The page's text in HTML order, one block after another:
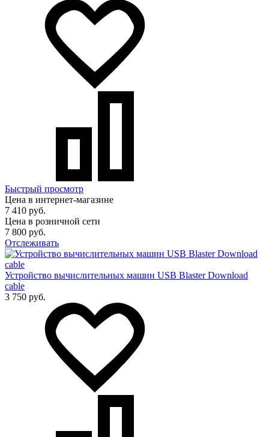
Быстрый просмотр
Цена в интернет-магазине
7 410 руб.
Цена в розничной сети
7 800 руб.
Отслеживать
Устройство вычислительных машин USB Blaster Download
cable
3 750 руб.